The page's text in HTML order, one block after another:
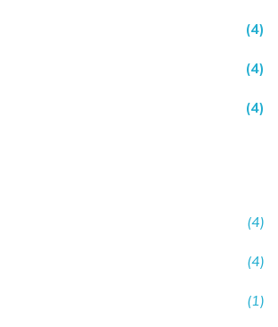
(4)
(4)
(4)
(4)
(4)
(1)